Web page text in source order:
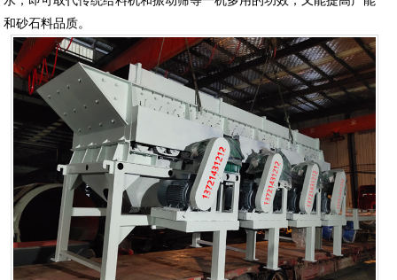
和砂石料品质。